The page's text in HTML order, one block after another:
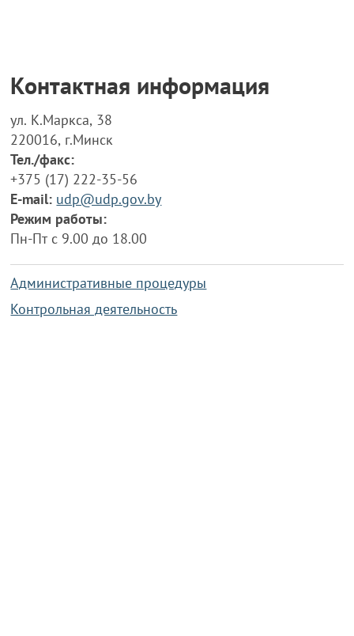
Контактная информация
ул. К.Маркса, 38
220016, г.Минск
Тел./факс:
+375 (17) 222-35-56
E-mail: udp@udp.gov.by
Режим работы:
Пн-Пт с 9.00 до 18.00
Административные процедуры
Контрольная деятельность